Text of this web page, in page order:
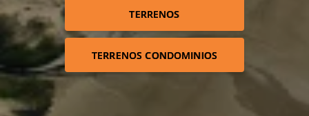
TERRENOS
TERRENOS CONDOMINIOS